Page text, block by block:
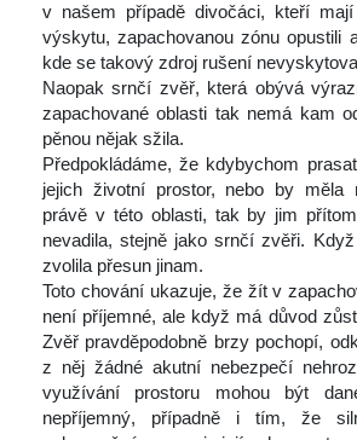
v našem případě divočáci, kteří
výskytu, zapachovanou zónu opustili
kde se takový zdroj rušení
Naopak srnčí zvěř, která obývá
zapachované oblasti tak nemá kam
pěnou nějak sžila.
Předpokládáme, že kdybychom
jejich životní prostor, nebo by měla
právě v této oblasti, tak by jim
nevadila, stejně jako srnčí zvěři.
zvolila přesun jinam.
Toto chování ukazuje, že žít v
není příjemné, ale když má důvod
Zvěř pravděpodobně brzy pochopí,
z něj žádné akutní nebezpečí
využívání prostoru mohou být
nepříjemný, případně i tím, že